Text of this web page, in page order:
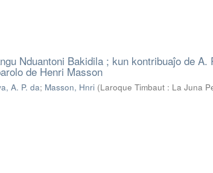
Nduantoni Bakidila ; kun kontribuaĵo de A.
de Henri Masson
A. P. da; Masson, Hnri (Laroque Timbaut : La Juna